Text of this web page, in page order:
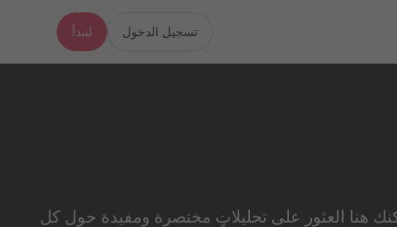
تسجيل الدخول لنبدأ
هنا العثور على تحليلاتٍ مختصرة ومفيدة حول كل